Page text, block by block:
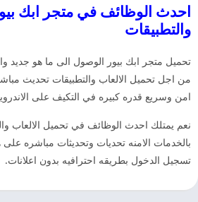
احدث الوظائف في متجر ابك
والتطبيقات
تحميل متجر ابك بيور الوصول الى ما هو جديد
من اجل تحميل الالعاب والتطبيقات تحديث
امن وسريع قدره كبيره في التكيف على
نعم يمتلك احدث الوظائف في تحميل الالعاب
بالخدمات الامنه تحديات وتحديثات مباشره
تسجيل الدخول بطريقه احترافيه بدون اعلانات.